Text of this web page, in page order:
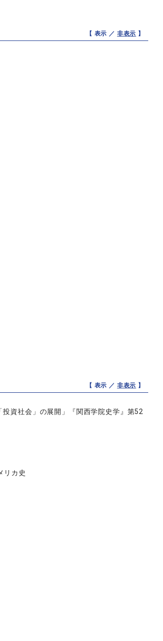
【 表示 ／ 非表示 】
【 表示 ／ 非表示 】
資社会」の展開」『関西学院史学』第52
リカ史